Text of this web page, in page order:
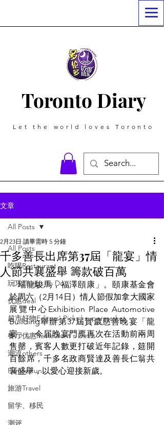
Toronto Diary
Let the world loves Toronto
文章
All Posts
吃喝Restaurant
玩乐Things To Do
优惠deal
超市好物Editors' Picks | supermarket
餐厅优惠Restaurant's Deals
潮流others
Family Fun
旅游Travel
留学、移民
测评
All Posts
千多善長出席第37屆「龍宴」情
人節共襄盛舉 籌款破百萬
2月23日 讀畢需時 5 分鐘
「瑞龍駿馬，福澤頤康」。頤康基金會
於周六（2月14日）情人節假加拿大國家
展覽中心Exhibition Place Automotive
Building舉辦第37屆賀歲慈善晚宴「龍
宴」。今届晚宴門票再次在活動前兩周
售罄，賓客人數更打破近年記錄，筵開
百餘席，千多名政商賢達及善長仁翁共
襄盛舉，以愛心迎接新歲。